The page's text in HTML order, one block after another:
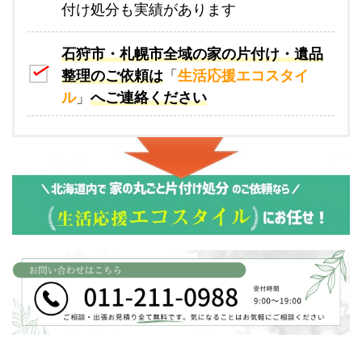
付け処分も実績があります
石狩市・札幌市全域の家の片付け・遺品
整理のご依頼は 「 生活応援エコスタイ
ル」 へご連絡ください